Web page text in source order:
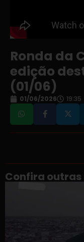
Ronda da
edição
(01/06)
01/06/2026 19:35
Confira